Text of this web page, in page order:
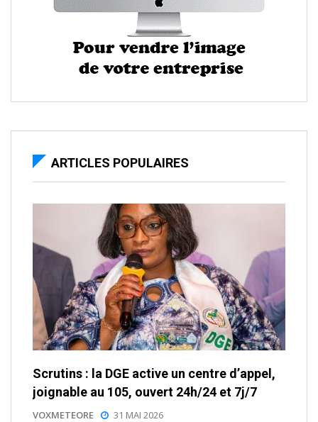
ARTICLES POPULAIRES
Scrutins : la DGE active un centre d’appel,
joignable au 105, ouvert 24h/24 et 7j/7
VOXMETEORE 31 MAI 2026